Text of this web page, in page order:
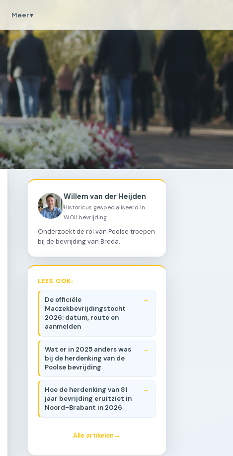
Meer ▾
Willem van der Heijden
Historicus gespecialiseerd in
WOII bevrijding
Onderzoekt de rol van Poolse troepen
bij de bevrijding van Breda.
LEES OOK:
De officiële
Maczekbevrijdingstocht
2026: datum, route en
aanmelden
Wat er in 2025 anders was
bij de herdenking van de
Poolse bevrijding
Hoe de herdenking van 81
jaar bevrijding eruitziet in
Noord-Brabant in 2026
Alle artikelen